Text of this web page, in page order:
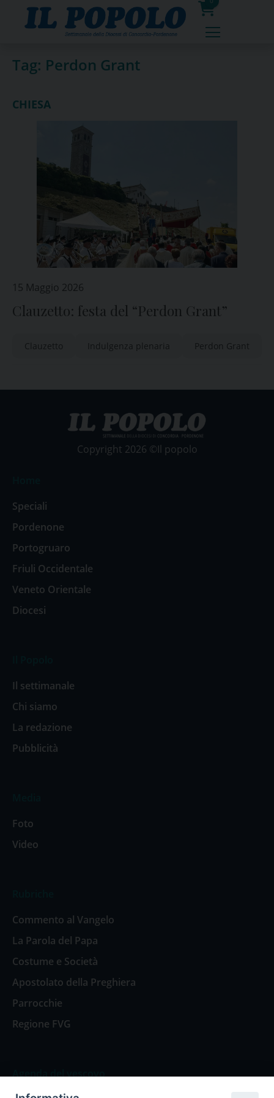
0
prodotti
Tag: Perdon Grant
CHIESA
15 Maggio 2026
Clauzetto: festa del “Perdon Grant”
Clauzetto Indulgenza plenaria Perdon Grant
Copyright 2026 ©Il popolo
Speciali
Pordenone
Portogruaro
Friuli Occidentale
Veneto Orientale
Diocesi
Il settimanale
Chi siamo
La redazione
Pubblicità
Foto
Video
Commento al Vangelo
La Parola del Papa
Costume e Società
Apostolato della Preghiera
Parrocchie
Regione FVG
Agenda del vescovo